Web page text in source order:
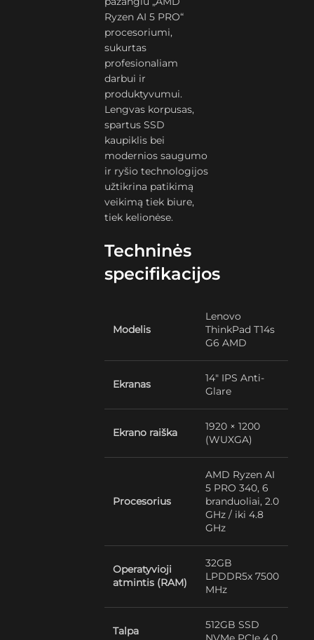
Ryzen AI 5 PRO“
procesoriumi,
sukurtas
profesionaliam
darbui ir
produktyvumui.
Lengvas korpusas,
spartus SSD
kaupiklis bei
modernios saugumo
ir ryšio technologijos
užtikrina patikimą
veikimą tiek biure,
tiek kelionėse.
Techninės
specifikacijos
Modelis
Lenovo
ThinkPad T14s
G6 AMD
Ekranas
14″ IPS Anti-
Glare
Ekrano raiška
1920 × 1200
(WUXGA)
Procesorius
AMD Ryzen AI
5 PRO 340, 6
branduoliai, 2.0
GHz / iki 4.8
GHz
Operatyvioji
atmintis (RAM)
32GB
LPDDR5x 7500
MHz
Talpa
512GB SSD